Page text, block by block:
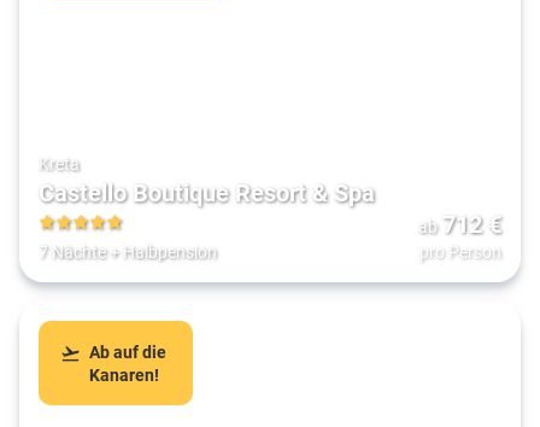
Kreta
Castello Boutique Resort & Spa
5
7 Nächte+ Halbpension
ab 712€
pro Person
Ab auf die
Kanaren!